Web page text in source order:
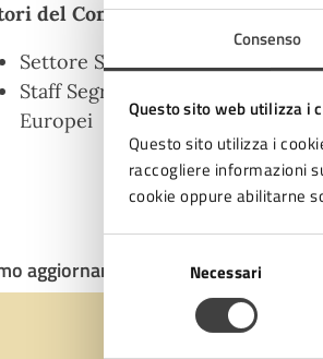
Consenso
Questo sito web utilizza i
Questo sito utilizza i
raccogliere informazioni
cookie oppure abilitarne
del
consenso
Necessari
del Comune coinvolti nel
Settore Sviluppo Economico
Staff Segretario Generale:
Europei
aggiornamento: 25/06/2026, 13:00